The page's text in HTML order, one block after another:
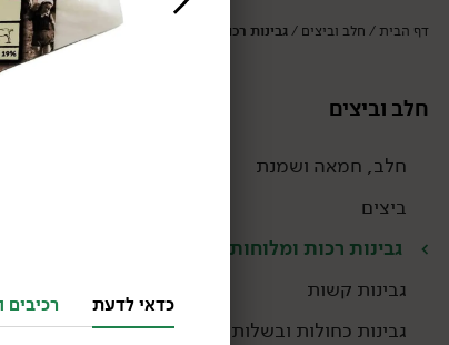
דף הבית / חלב וביצים /גבינות רכות ומלוחות
חלב וביצים
חלב, חמאה ושמנת
ביצים
גבינות רכות ומלוחות
גבינות קשות
גבינות כחולות ובשלות
גבינות
כדאי לדעת רכיבים